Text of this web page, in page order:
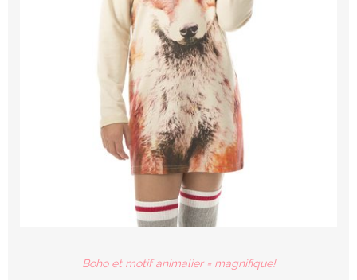
Boho et motif animalier = magnifique!